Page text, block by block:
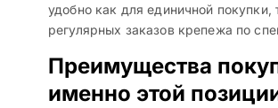
удобно как для единичной покупки,
регулярных заказов крепежа по
Преимущества
именно этой